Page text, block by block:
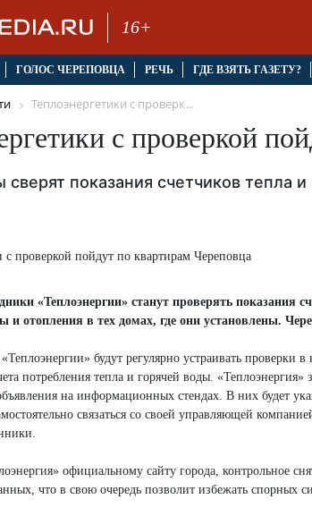
16+
ГОЛОС ЧЕРЕПОВЦА РЕЧЬ ГДЕ ВЗЯТЬ ГАЗЕТУ?
Теплоэнергетики с проверк...
с проверкой
показания счетчиков тепла
«Теплоэнергии» станут проверять показания
и отопления в тех домах, где они установлены.
будут регулярно устраивать проверки
потребления тепла и горячей воды.
на информационных стендах. В них будет
связаться со своей управляющей
официальному сайту города, контрольное
что в свою очередь позволит избежать спорных